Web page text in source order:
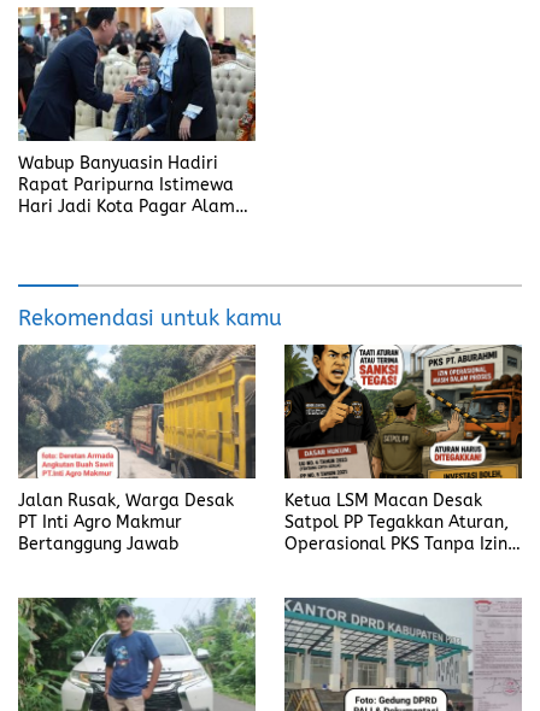
Wabup Banyuasin Hadiri
Rapat Paripurna Istimewa
Hari Jadi Kota Pagar Alam
Rekomendasi untuk kamu
Jalan Rusak, Warga Desak
PT Inti Agro Makmur
Bertanggung Jawab
Ketua LSM Macan Desak
Satpol PP Tegakkan Aturan,
Operasional PKS Tanpa Izin